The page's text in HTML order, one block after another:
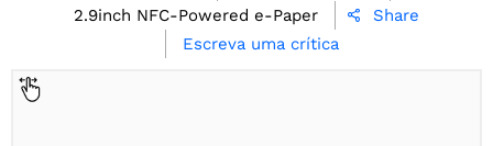
2.9inch NFC-Powered e-Paper

Share
Escreva uma crítica